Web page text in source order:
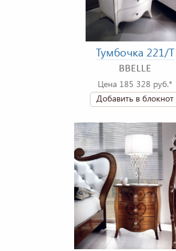
Тумбочка 221/T
BBELLE
Цена 185 328 руб.*
Добавить в блокнот